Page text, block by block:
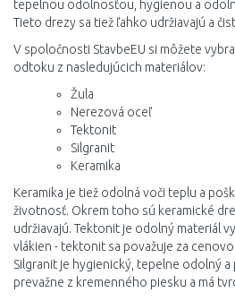
tepelnou odolnosťou, hygienou a
Tieto drezy sa tiež ľahko udržiavajú a
V spoločnosti StavbeEU si môžete
odtoku z nasledujúcich materiálov:
Žula
Nerezová oceľ
Tektonit
Silgranit
Keramika
Keramika je tiež odolná voči teplu a
životnosť. Okrem toho sú keramické
udržiavajú. Tektonit je odolný materiál
vlákien - tektonit sa považuje za
Silgranit je hygienický, tepelne odolný a
prevažne z kremenného piesku a má